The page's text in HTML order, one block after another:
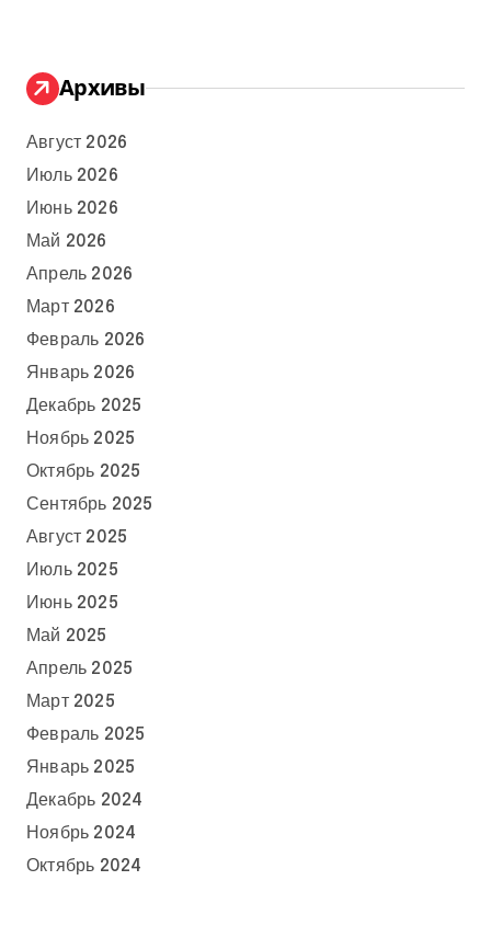
Архивы
Август 2026
Июль 2026
Июнь 2026
Май 2026
Апрель 2026
Март 2026
Февраль 2026
Январь 2026
Декабрь 2025
Ноябрь 2025
Октябрь 2025
Сентябрь 2025
Август 2025
Июль 2025
Июнь 2025
Май 2025
Апрель 2025
Март 2025
Февраль 2025
Январь 2025
Декабрь 2024
Ноябрь 2024
Октябрь 2024